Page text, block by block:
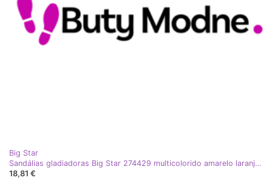
Big Star
Sandálias gladiadoras Big Star 274429 multicolorido amarelo laranja azul marrom
18,81 €